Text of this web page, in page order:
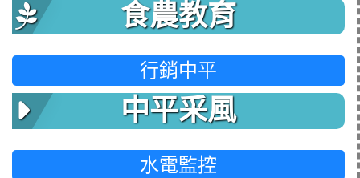
食農教育
行銷中平
中平采風
水電監控